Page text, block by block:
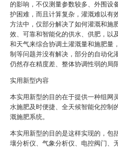
的影响，不仅测量参数较多、外围设
护困难，而且计算复杂，灌溉难以有
方法中，仅部分解决了如何灌溉和施
效、可靠和智能化的供水、供肥，以
和天气来综合协调土灌溉量和施肥量
制等问题并没有解决，部分的自动化
仍然存在精度差、整体协调性弱的局限
实用新型内容
本实用新型的目的在于提供一种组网
水施肥及时便捷、全天候智能化控制
溉施肥系统。
本实用新型的目的是这样实现的，包
壤分析仪、气象分析仪、电控阀门、